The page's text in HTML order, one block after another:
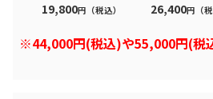
19,800円（税込） 26,400円（税
※44,000円(税込)や55,000円(税